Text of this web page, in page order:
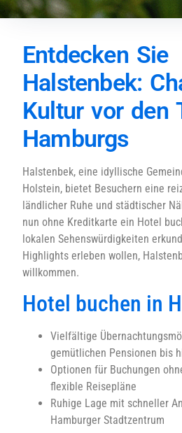
Entdecken Sie
Halstenbek:
Kultur vor den
Hamburgs
Halstenbek, eine idyllische
Holstein, bietet Besuchern eine
ländlicher Ruhe und städtischer
nun ohne Kreditkarte ein Hotel
lokalen Sehenswürdigkeiten
Highlights erleben wollen,
willkommen.
Hotel buchen in
Vielfältige
gemütlichen Pensionen bis
Optionen für Buchungen
flexible Reisepläne
Ruhige Lage mit schneller
Hamburger Stadtzentrum